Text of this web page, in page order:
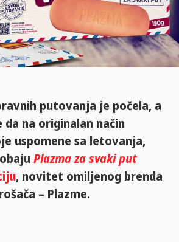
putovanja je počela, a
na originalan način
uspomene sa letovanja,
Plazma za svaki put
, novitet omiljenog brenda
– Plazme.